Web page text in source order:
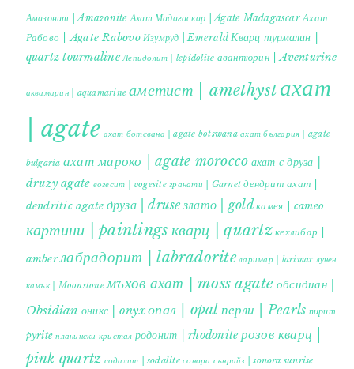
Амазонит | Amazonite Ахат Мадагаскар | Agate Madagascar Ахат
Рабово | Agate Rabovo Изумруд | Emerald Кварц турмалин |
quartz tourmaline Лепидолит | lepidolite авантюрин | Aventurine
аквамарин | aquamarine аметист | amethystахат
| agate ахат ботсвана | agate botswana ахат българия | agate
bulgaria ахат мароко | agate morocco ахат с друза |
druzy agate вогесит | vogesite гранати | Garnet дендрит ахат |
dendritic agate друза | druse злато | gold камея | cameo
картини | paintings кварц | quartzкехлибар |
amberлабрадорит | labradorite ларимар | larimar лунен
камък | Moonstone мъхов ахат | moss agate обсидиан |
Obsidian оникс | onyxопал | opal перли | Pearls пирит |
pyrite планински кристал родонит | rhodonite розов кварц |
pink quartz содалит | sodalite сонора сънрайз | sonora sunrise